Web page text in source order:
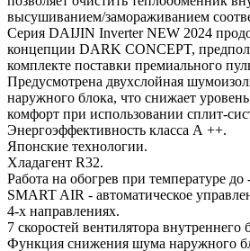
высушиванием/замораживанием
Серия DAIJIN Inverter NEW 2024
концепции DARK CONCEPT,
комплекте поставки премиального
Предусмотрена двухслойная
наружного блока, что снижает
комфорт при использовании сплит-
Энергоэффективность класса А ++.
Японские технологии.
Хладагент R32.
Работа на обогрев при температуре до
SMART AIR - автоматическое
4-х направлениях.
7 скоростей вентилятора внутреннего
Функция снижения шума наружного